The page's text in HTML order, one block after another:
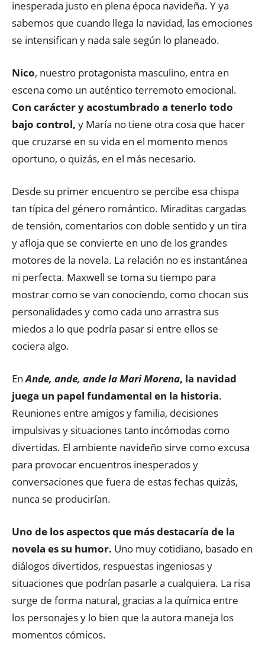
inesperada justo en plena época navideña. Y ya
sabemos que cuando llega la navidad, las emociones
se intensifican y nada sale según lo planeado.
Nico, nuestro protagonista masculino, entra en
escena como un auténtico terremoto emocional.
Con carácter y acostumbrado a tenerlo todo
bajo control, y María no tiene otra cosa que hacer
que cruzarse en su vida en el momento menos
oportuno, o quizás, en el más necesario.
Desde su primer encuentro se percibe esa chispa
tan típica del género romántico. Miraditas cargadas
de tensión, comentarios con doble sentido y un tira
y afloja que se convierte en uno de los grandes
motores de la novela. La relación no es instantánea
ni perfecta. Maxwell se toma su tiempo para
mostrar como se van conociendo, como chocan sus
personalidades y como cada uno arrastra sus
miedos a lo que podría pasar si entre ellos se
cociera algo.
EnAnde, ande, ande la Mari Morena, la navidad
juega un papel fundamental en la historia.
Reuniones entre amigos y familia, decisiones
impulsivas y situaciones tanto incómodas como
divertidas. El ambiente navideño sirve como excusa
para provocar encuentros inesperados y
conversaciones que fuera de estas fechas quizás,
nunca se producirían.
Uno de los aspectos que más destacaría de la
novela es su humor. Uno muy cotidiano, basado en
diálogos divertidos, respuestas ingeniosas y
situaciones que podrían pasarle a cualquiera. La risa
surge de forma natural, gracias a la química entre
los personajes y lo bien que la autora maneja los
momentos cómicos.